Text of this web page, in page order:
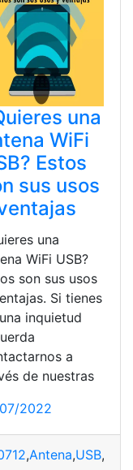
una
WiFi
Estos
sus usos
una
WiFi USB?
son sus usos
Si tienes
inquietud
a
de nuestras
2022
,Antena,USB,